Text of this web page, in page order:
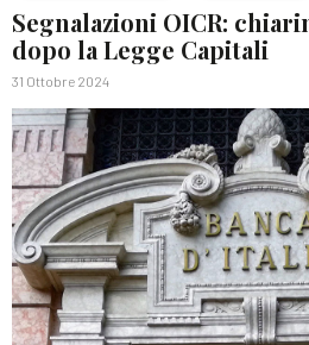
Segnalazioni OICR:
dopo la Legge Capitali
31 Ottobre 2024